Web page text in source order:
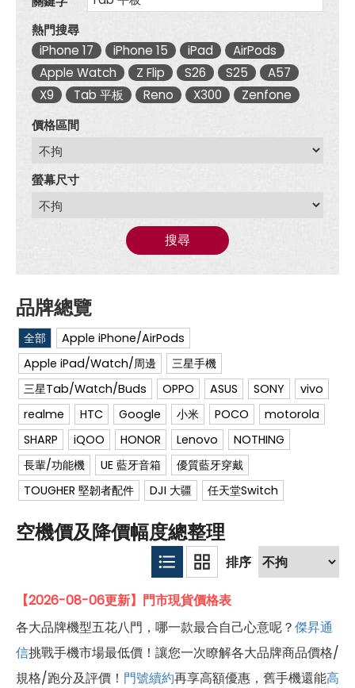
熱門搜尋
iPhone 17
iPhone 15 iPad
AirPods
Apple Watch
Z Flip S26 S25
A57
X9
Tab 平板 Reno X300
Zenfone
價格區間
螢幕尺寸
搜尋
全部
Apple iPhone/AirPods
Apple iPad/Watch/周邊
三星手機
三星Tab/Watch/Buds
OPPO ASUS SONY
vivo
realme
HTC Google 小米 POCO
motorola
SHARP
iQOO HONOR Lenovo
NOTHING
長輩/功能機
UE 藍牙音箱
優質藍牙穿戴
TOUGHER 堅韌者配件
DJI 大疆 任天堂Switch
空機價及降價幅度總整理
【2026-08-06更新】門市現貨價格表
各大品牌機型五花八門，哪一款最合自己心意呢？傑昇通
信挑戰手機市場最低價！讓您一次瞭解各大品牌商品價格/
規格/跑分及評價！ 門號續約再享高額優惠，舊手機還能高